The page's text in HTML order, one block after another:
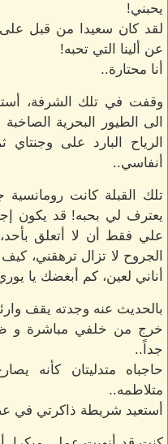
يحبني!
لقد كان سعيدا من قبل على
عن ألينا التي تحبه!
أنا محتارة..
وقفت في تلك الشرفة،
الى الطيور البحرية
الرياح البارد على
أنفاسي..
تلك القبلة كانت
يعترف لي بحبه! قد يكون
علي فقط أن لا أتعلق
الجروح لا تزال ترهقني،
أناني لعين، كم أبغضك يا
بالحديث عنه وجدته يقف
خرج من خلفي مباشرة و
جداً..
حاجباه متدليتان كأنه
متلاطمه..
أستعيد شريطة ذاكرتي في